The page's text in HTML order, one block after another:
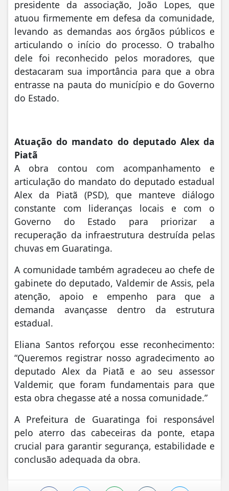
presidente da associação, João Lopes, que
atuou firmemente em defesa da comunidade,
levando as demandas aos órgãos públicos e
articulando o início do processo. O trabalho
dele foi reconhecido pelos moradores, que
destacaram sua importância para que a obra
entrasse na pauta do município e do Governo
do Estado.
Atuação do mandato do deputado Alex da
Piatã
A obra contou com acompanhamento e
articulação do mandato do deputado estadual
Alex da Piatã (PSD), que manteve diálogo
constante com lideranças locais e com o
Governo do Estado para priorizar a
recuperação da infraestrutura destruída pelas
chuvas em Guaratinga.
A comunidade também agradeceu ao chefe de
gabinete do deputado, Valdemir de Assis, pela
atenção, apoio e empenho para que a
demanda avançasse dentro da estrutura
estadual.
Eliana Santos reforçou esse reconhecimento:
“Queremos registrar nosso agradecimento ao
deputado Alex da Piatã e ao seu assessor
Valdemir, que foram fundamentais para que
esta obra chegasse até a nossa comunidade.”
A Prefeitura de Guaratinga foi responsável
pelo aterro das cabeceiras da ponte, etapa
crucial para garantir segurança, estabilidade e
conclusão adequada da obra.